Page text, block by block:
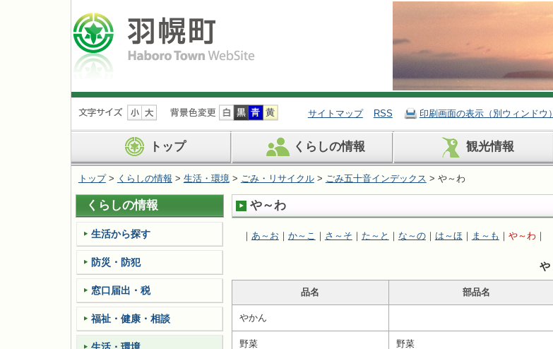
ナ
ビ
ョ
ン
を
飛
ば
す
サイトマップ RSS 印刷画面の表示（別ウィンドウ）
トップ くらしの情報 観光情報
トップ> くらしの情報 > 生活・環境> ごみ・リサイクル> ごみ五十音インデックス > や～わ
や～わ
｜ あ～お ｜ か～こ ｜ さ～そ ｜ た～と ｜ な～の｜ は～ほ ｜ ま～も ｜ や～わ｜
や
品名 部品名
やかん
野菜 野菜
くらしの情報
生活から探す
防災・防犯
窓口届出・税
福祉・健康・相談